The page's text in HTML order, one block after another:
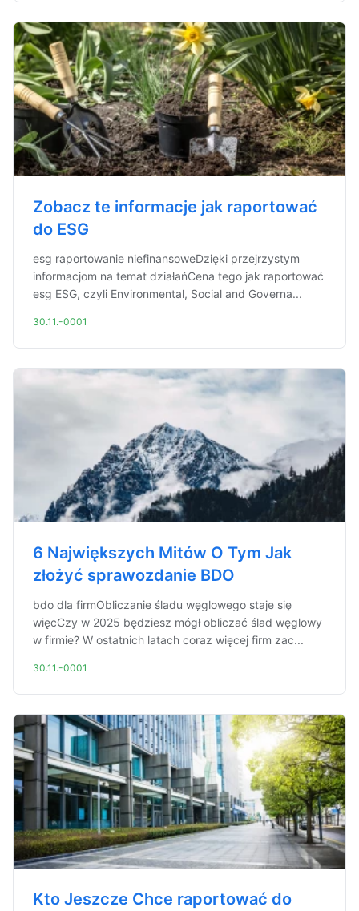
Zobacz te informacje jak raportować
do ESG
esg raportowanie niefinansoweDzięki przejrzystym
informacjom na temat działańCena tego jak raportować
esg ESG, czyli Environmental, Social and Governa...
30.11.-0001
6 Największych Mitów O Tym Jak
złożyć sprawozdanie BDO
bdo dla firmObliczanie śladu węglowego staje się
więcCzy w 2025 będziesz mógł obliczać ślad węglowy
w firmie? W ostatnich latach coraz więcej firm zac...
30.11.-0001
Kto Jeszcze Chce raportować do